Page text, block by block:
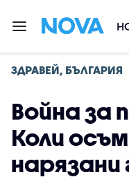
ЗДРАВЕЙ, БЪЛГАРИЯ
Война за
Коли
нарязани